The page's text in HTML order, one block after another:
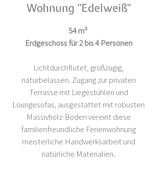
Wohnung "Edelweiß"
54 m²
Erdgeschoss für 2 bis 4 Personen
Lichtdurchflutet, großzügig,
naturbelassen. Zugang zur privaten
Terrasse mit Liegestühlen und
Loungesofas, ausgestattet mit robusten
Massivholz-Böden vereint diese
familienfreundliche Ferienwohnung
meisterliche Handwerksarbeit und
natürliche Materialien.